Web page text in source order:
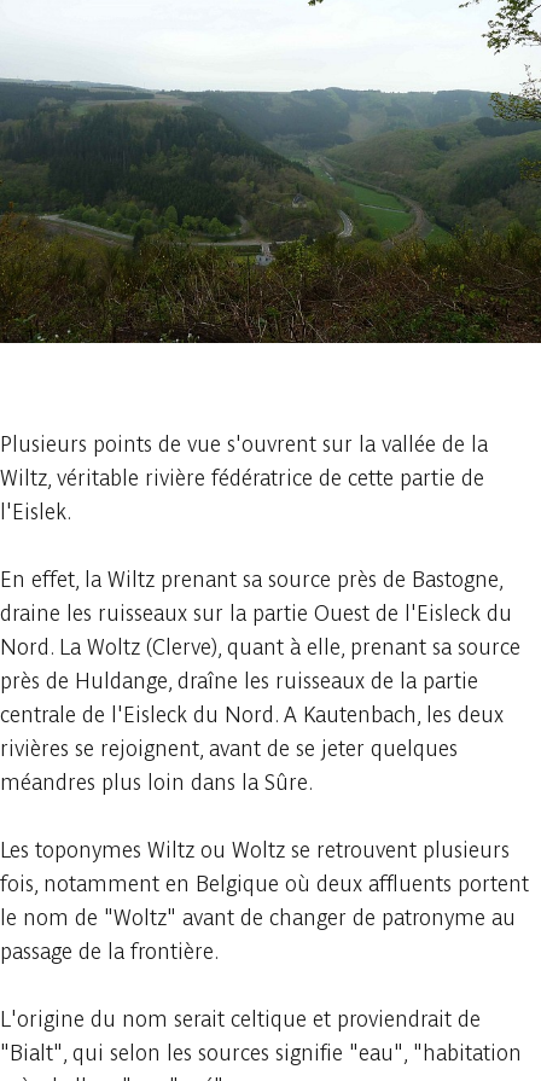
Plusieurs points de vue s'ouvrent sur la vallée de la
Wiltz, véritable rivière fédératrice de cette partie de
l'Eislek.
En effet, la Wiltz prenant sa source près de Bastogne,
draine les ruisseaux sur la partie Ouest de l'Eisleck du
Nord. La Woltz (Clerve), quant à elle, prenant sa source
près de Huldange, draîne les ruisseaux de la partie
centrale de l'Eisleck du Nord. A Kautenbach, les deux
rivières se rejoignent, avant de se jeter quelques
méandres plus loin dans la Sûre.
Les toponymes Wiltz ou Woltz se retrouvent plusieurs
fois, notamment en Belgique où deux affluents portent
le nom de "Woltz" avant de changer de patronyme au
passage de la frontière.
L'origine du nom serait celtique et proviendrait de
"Bialt", qui selon les sources signifie "eau", "habitation